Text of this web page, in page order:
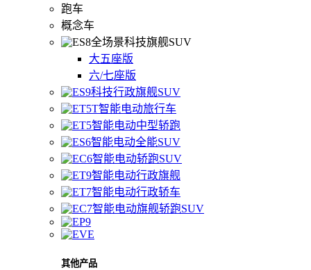
跑车
概念车
全场景科技旗舰SUV
大五座版
六/七座版
科技行政旗舰SUV
智能电动旅行车
智能电动中型轿跑
智能电动全能SUV
智能电动轿跑SUV
智能电动行政旗舰
智能电动行政轿车
智能电动旗舰轿跑SUV
其他产品